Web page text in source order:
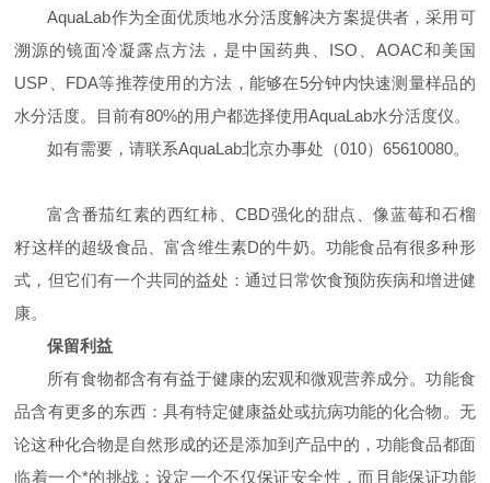
AquaLab作为全面优质地水分活度解决方案提供者 ，采用可
溯源的镜面冷凝露点方法，是中国药典、 ISO AOAC和美国
USP
FDA等推荐使用的方法，能够在5分钟内快速测量样品的
水分活度。目前有80%的用户都选择使用AquaLab水分活度仪。
如有需要，请联系AquaLab北京办事处（010）65610080。
富含番茄红素的西红柿、CBD强化的甜点、像蓝莓和石榴
籽这样的超级食品、富含维生素D的牛奶。功能食品有很多种形
式，但它们有一个共同的益处：通过日常饮食预防疾病和增进健
康。
保留利益
所有食物都含有有益于健康的宏观和微观营养成分。功能食
品含有更多的东西：具有特定健康益处或抗病功能的化合物。无
论这种化合物是自然形成的还是添加到产品中的，功能食品都面
临着一个*的挑战：设定一个不仅保证安全性，而且能保证功能